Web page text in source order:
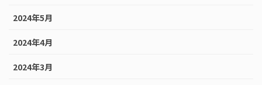
2024年5月
2024年4月
2024年3月